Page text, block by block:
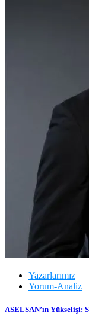
Yazarlarımız
Yorum-Analiz
ASELSAN’ın Yükselişi: